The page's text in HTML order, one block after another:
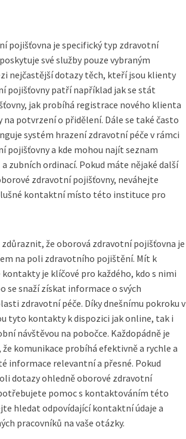
pojišťovna je specifický typ zdravotní
své služby pouze vybraným
nejčastější dotazy těch, kteří jsou klienty
pojišťovny patří například jak se stát
jak probíhá registrace nového klienta
na potvrzení o přidělení. Dále se také často
systém hrazení zdravotní péče v rámci
pojišťovny a kde mohou najít seznam
zubních ordinací. Pokud máte nějaké další
zdravotní pojišťovny, neváhejte
kontaktní místo této instituce pro
že oborová zdravotní pojišťovna je
na poli zdravotního pojištění. Mít k
je klíčové pro každého, kdo s nimi
se snaží získat informace o svých
zdravotní péče. Díky dnešnímu pokroku v
tyto kontakty k dispozici jak online, tak i
návštěvou na pobočce. Každopádně je
komunikace probíhá efektivně a rychle a
informace relevantní a přesné. Pokud
dotazy ohledně oborové zdravotní
pomoc s kontaktováním této
hledat odpovídající kontaktní údaje a
pracovníků na vaše otázky.